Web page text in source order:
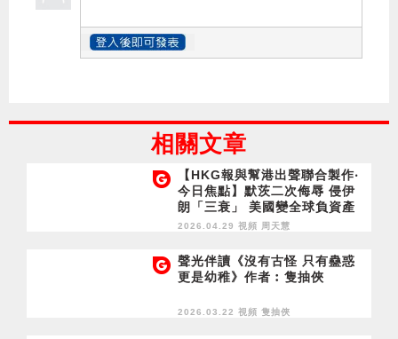
相關文章
【HKG報與幫港出聲聯合製作‧
今日焦點】默茨二次侮辱 侵伊
朗「三衰」 美國變全球負資產
履新曾邀陳方安生 伊珠麗今會
2026.04.29 視頻 周天慧
聲光伴讀《沒有古怪 只有蠱惑
更是幼稚》作者︰隻抽俠
2026.03.22 視頻 隻抽俠